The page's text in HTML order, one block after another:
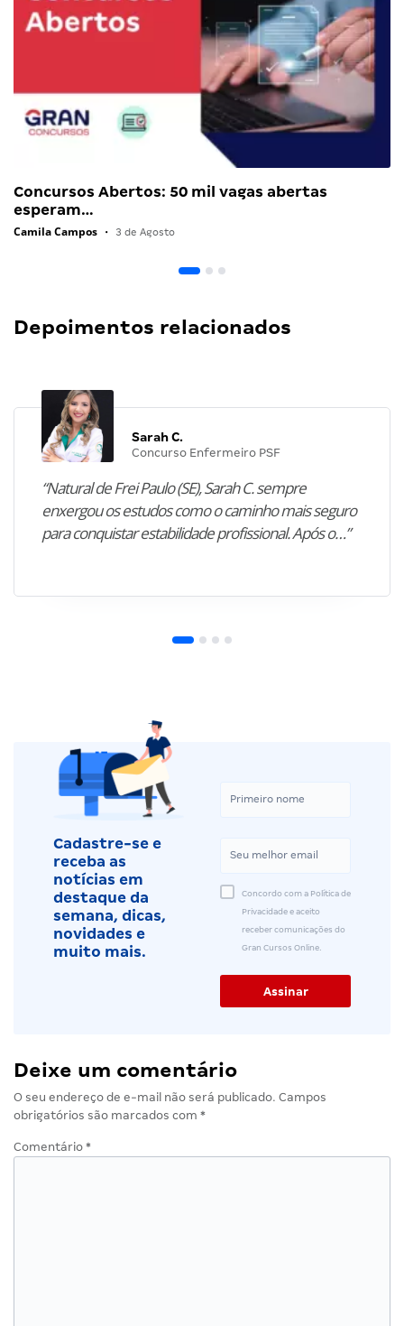
Concursos Abertos: 50 mil vagas abertas
esperam…
Camila Campos • 3 de Agosto
Depoimentos relacionados
Sarah C.
Concurso Enfermeiro PSF
“Natural de Frei Paulo (SE), Sarah C. sempre
enxergou os estudos como o caminho mais seguro
para conquistar estabilidade profissional. Após o…”
Cadastre-se e
receba as
notícias em
destaque da
semana, dicas,
novidades e
muito mais.
Concordo com a Política de
Privacidade e aceito
receber comunicações do
Gran Cursos Online.
Deixe um comentário
O seu endereço de e-mail não será publicado. Campos
obrigatórios são marcados com *
Comentário *